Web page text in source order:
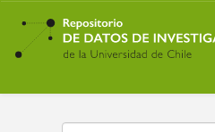
Ir
contenido
principal
Buscar